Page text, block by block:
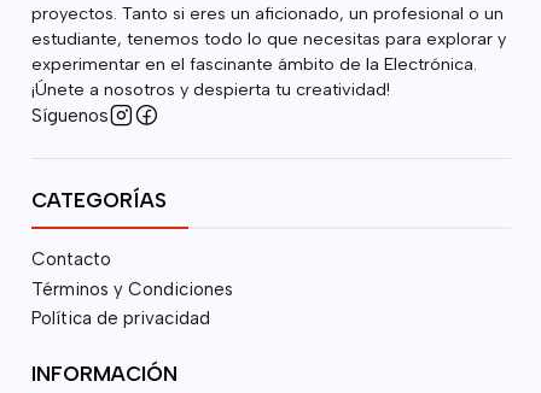
proyectos. Tanto si eres un aficionado, un profesional o un
estudiante, tenemos todo lo que necesitas para explorar y
experimentar en el fascinante ámbito de la Electrónica.
¡Únete a nosotros y despierta tu creatividad!
Síguenos
CATEGORÍAS
Contacto
Términos y Condiciones
Política de privacidad
INFORMACIÓN